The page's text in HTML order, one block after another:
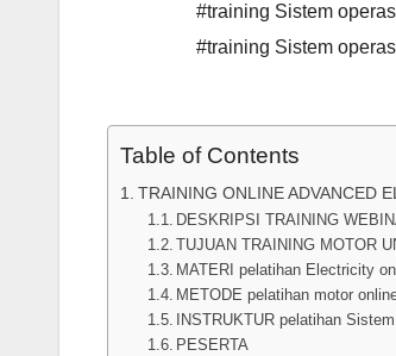
#training Sistem
#training Sistem
Table of Contents
TRAINING ONLINE ADVANCED
DESKRIPSI TRAINING
TUJUAN TRAINING MOTOR
MATERI pelatihan Electricity
METODE pelatihan motor
INSTRUKTUR pelatihan
PESERTA